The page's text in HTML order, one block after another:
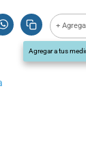
+
Agregar a tus